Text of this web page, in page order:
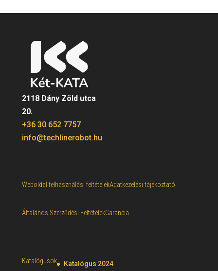
2118 Dány Zöld utca
20.
+36 30 652 7757
info@techlinerobot.hu
Weboldal felhasználási feltételekAdatkezelési tájékoztató
Általános Szerződési FeltételekGarancia
Katalógusok Katalógus 2024